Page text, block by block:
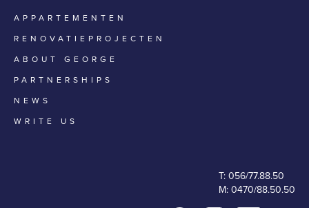
APPARTEMENTEN
RENOVATIEPROJECTEN
ABOUT GEORGE
PARTNERSHIPS
NEWS
WRITE US
T:056/77.88.50
M:0470/88.50.50